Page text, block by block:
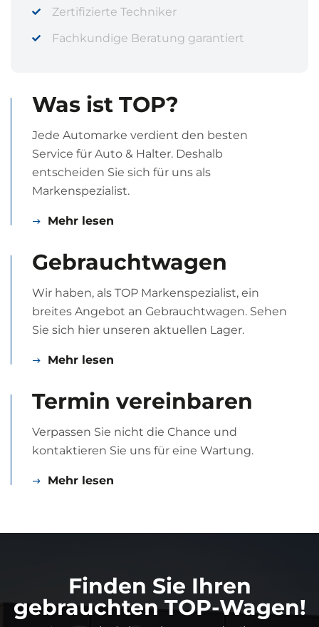
Zertifizierte Techniker
Fachkundige Beratung garantiert
Was ist TOP?
Jede Automarke verdient den besten
Service für Auto & Halter. Deshalb
entscheiden Sie sich für uns als
Markenspezialist.
Mehr lesen
Gebrauchtwagen
Wir haben, als TOP Markenspezialist, ein
breites Angebot an Gebraucht­wagen. Sehen
Sie sich hier unseren aktuellen Lager.
Mehr lesen
Termin vereinbaren
Verpassen Sie nicht die Chance und
kontaktieren Sie uns für eine Wartung.
Mehr lesen
Finden Sie Ihren
gebrauchten TOP-Wagen!